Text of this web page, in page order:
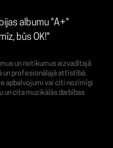
albumu "A+"
būs OK!"
un notikumus aizvadītajā
un profesionālajā attīstībā.
apbalvojumi vai citi nozīmīgi
cita muzikālās darbības